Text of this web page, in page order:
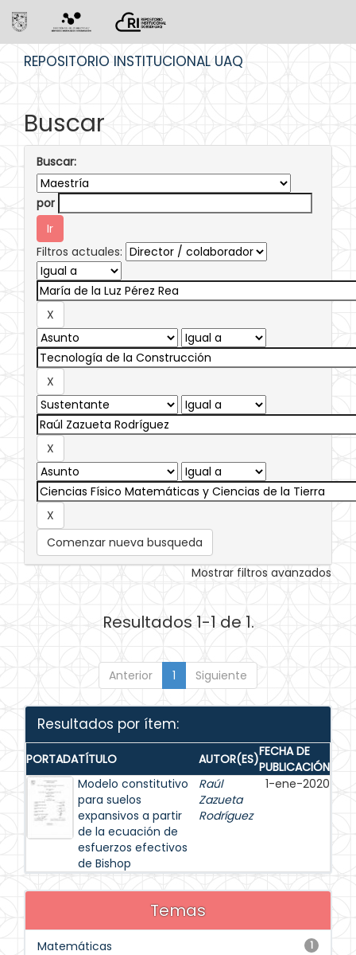
REPOSITORIO INSTITUCIONAL UAQ
Buscar
Buscar:
por
Filtros actuales:
Comenzar nueva busqueda
Mostrar filtros avanzados
Resultados 1-1 de 1.
Anterior 1 Siguiente
Resultados por ítem:
PORTADATÍTULO AUTOR(ES)FECHA DE
PUBLICACIÓN
Modelo constitutivo
para suelos
expansivos a partir
de la ecuación de
esfuerzos efectivos
de Bishop
Raúl
Zazueta
Rodríguez
1-ene-2020
Temas
1
Matemáticas